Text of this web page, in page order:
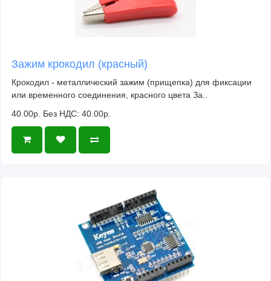
Зажим крокодил (красный)
Крокодил - металлический зажим (прищепка) для фиксации
или временного соединения, красного цвета За..
40.00р. Без НДС: 40.00р.